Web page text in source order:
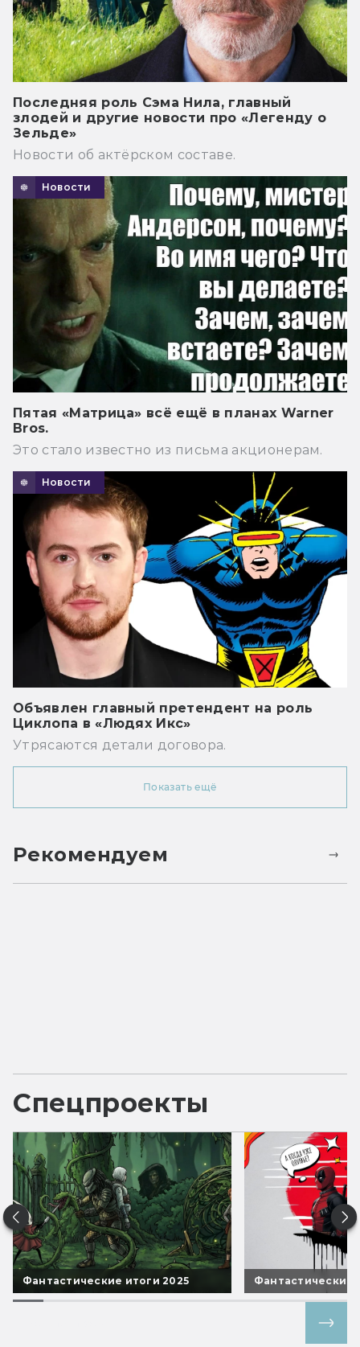
Последняя роль Сэма Нила, главный
злодей и другие новости про «Легенду о
Зельде»
Новости об актёрском составе.
Новости
Пятая «Матрица» всё ещё в планах Warner
Bros.
Это стало известно из письма акционерам.
Новости
Объявлен главный претендент на роль
Циклопа в «Людях Икс»
Утрясаются детали договора.
Показать ещё
Рекомендуем
Спецпроекты
Фантастические итоги 2025 Фантастические